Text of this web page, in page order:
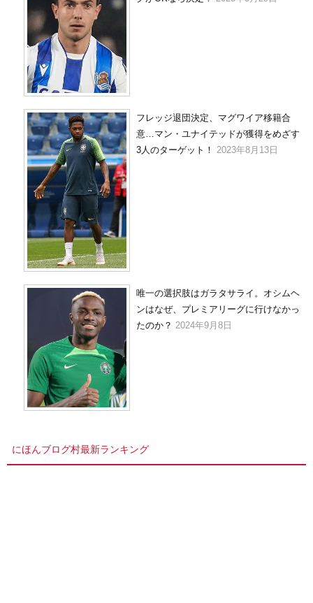
フレッジ退団決定、マグワイア移籍合
意…マン・ユナイテッドが獲得をめざす
3人のターゲット！ 2023年8月13日
唯一の選択肢はガラタサライ。オシムヘ
ンはなぜ、プレミアリーグに行けなかっ
たのか？ 2024年9月8日
にほんブログ村最新ランキング